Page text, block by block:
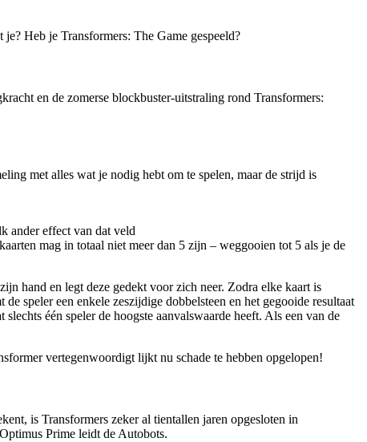
Heb je Transformers: The Game gespeeld?
en de zomerse blockbuster-uitstraling rond Transformers:
met alles wat je nodig hebt om te spelen, maar de strijd is
ander effect van dat veld
mag in totaal niet meer dan 5 zijn – weggooien tot 5 als je de
hand en legt deze gedekt voor zich neer. Zodra elke kaart is
speler een enkele zeszijdige dobbelsteen en het gegooide resultaat
één speler de hoogste aanvalswaarde heeft. Als een van de
vertegenwoordigt lijkt nu schade te hebben opgelopen!
is Transformers zeker al tientallen jaren opgesloten in
Prime leidt de Autobots.